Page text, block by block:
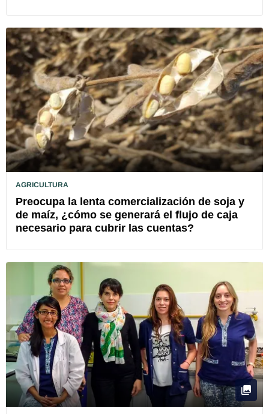
AGRICULTURA
Preocupa la lenta comercialización de soja y
de maíz, ¿cómo se generará el flujo de caja
necesario para cubrir las cuentas?